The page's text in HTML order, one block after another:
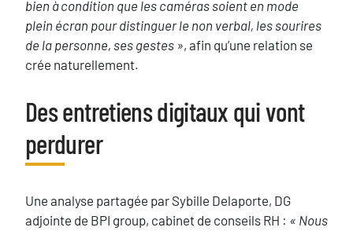
bien à condition que les caméras soient en mode
plein écran pour distinguer le non verbal, les sourires
de la personne, ses gestes », afin qu’une relation se
crée naturellement.
Titre
Des entretiens digitaux qui vont
perdurer
Texte
Une analyse partagée par Sybille Delaporte, DG
adjointe de BPI group, cabinet de conseils RH : « Nous